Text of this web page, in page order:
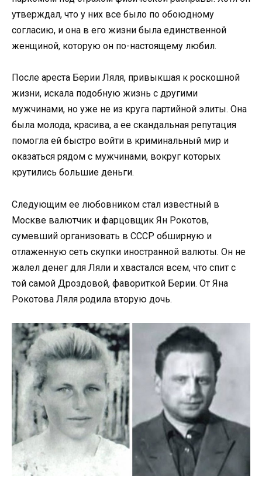
утверждал, что у них все было по обоюдному
согласию, и она в его жизни была единственной
женщиной, которую он по-настоящему любил.
После ареста Берии Ляля, привыкшая к роскошной
жизни, искала подобную жизнь с другими
мужчинами, но уже не из круга партийной элиты. Она
была молода, красива, а ее скандальная репутация
помогла ей быстро войти в криминальный мир и
оказаться рядом с мужчинами, вокруг которых
крутились большие деньги.
Следующим ее любовником стал известный в
Москве валютчик и фарцовщик Ян Рокотов,
сумевший организовать в СССР обширную и
отлаженную сеть скупки иностранной валюты. Он не
жалел денег для Ляли и хвастался всем, что спит с
той самой Дроздовой, фавориткой Берии. От Яна
Рокотова Ляля родила вторую дочь.